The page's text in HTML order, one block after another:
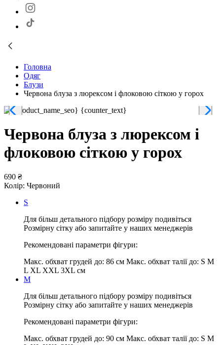
Головна
Одяг
Блузи
Червона блуза з люрексом і флоковою сіткою у горох
Червона блуза з люрексом і
флоковою сіткою у горох
690 ₴
Колір: Червоний
S
Для більш детального підбору розміру подивіться
Розмірну сітку або запитайте у наших менеджерів
Рекомендовані параметри фігури:
Макс. обхват грудей до: 86 см Макс. обхват талії до: S M
L XL XXL 3XL см
M
Для більш детального підбору розміру подивіться
Розмірну сітку або запитайте у наших менеджерів
Рекомендовані параметри фігури:
Макс. обхват грудей до: 90 см Макс. обхват талії до: S M